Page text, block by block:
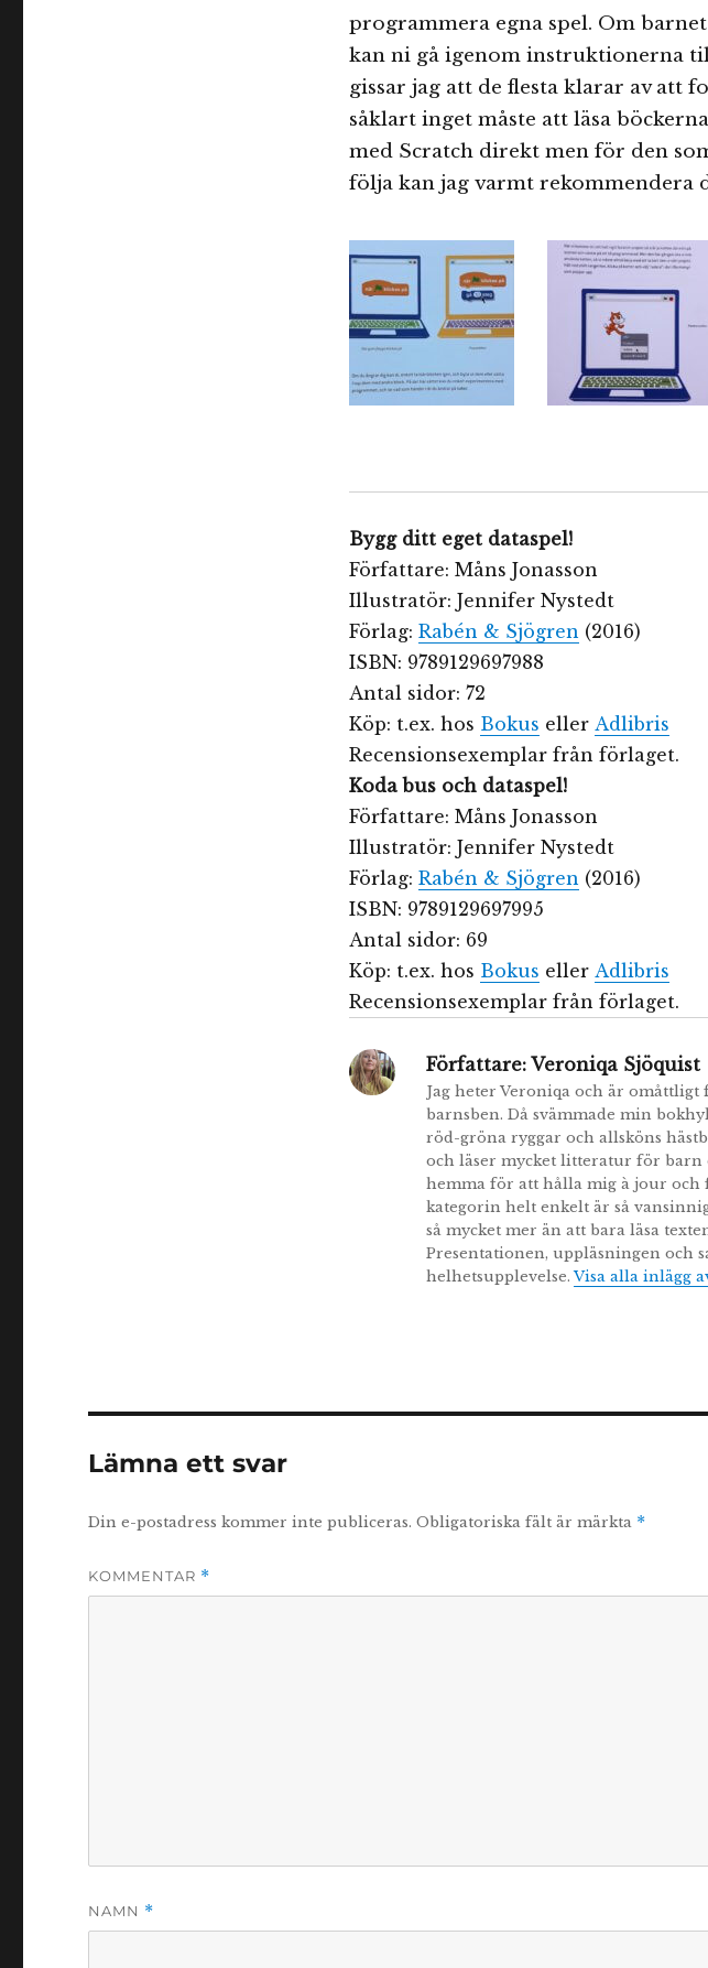
programmera egna spel. Om
kan ni gå igenom instruktionerna
gissar jag att de flesta klarar av att
såklart inget måste att läsa
med Scratch direkt men för den
följa kan jag varmt rekommendera
Bygg ditt eget dataspel!
Författare: Måns Jonasson
Illustratör: Jennifer Nystedt
Förlag: Rabén & Sjögren (2016)
ISBN: 9789129697988
Antal sidor: 72
Köp: t.ex. hos Bokus eller Adlibris
Recensionsexemplar från förlaget.
Koda bus och dataspel!
Författare: Måns Jonasson
Illustratör: Jennifer Nystedt
Förlag: Rabén & Sjögren (2016)
ISBN: 9789129697995
Antal sidor: 69
Köp: t.ex. hos Bokus eller Adlibris
Recensionsexemplar från förlaget.
Författare:Veroniqa Sjöquist
Jag heter Veroniqa och är
barnsben. Då svämmade min
röd-gröna ryggar och allsköns
och läser mycket litteratur för barn
hemma för att hålla mig à jour och
kategorin helt enkelt är så
så mycket mer än att bara läsa
Presentationen, uppläsningen och
helhetsupplevelse.Visa alla inlägg
Lämna ett svar
Din e-postadress kommer inte publiceras. Obligatoriska fält är märkta *
KOMMENTAR *
NAMN *